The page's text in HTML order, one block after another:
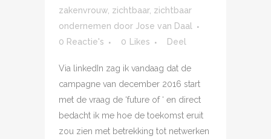
zakenvrouw zichtbaar, zichtbaar
ondernemen door Jose van Daal
0 Reactie's
0 Likes Deel
Via linkedIn zag ik vandaag dat de
campagne van december 2016 start
met de vraag de ‘future of ‘ en direct
bedacht ik me hoe de toekomst eruit
zou zien met betrekking tot netwerken